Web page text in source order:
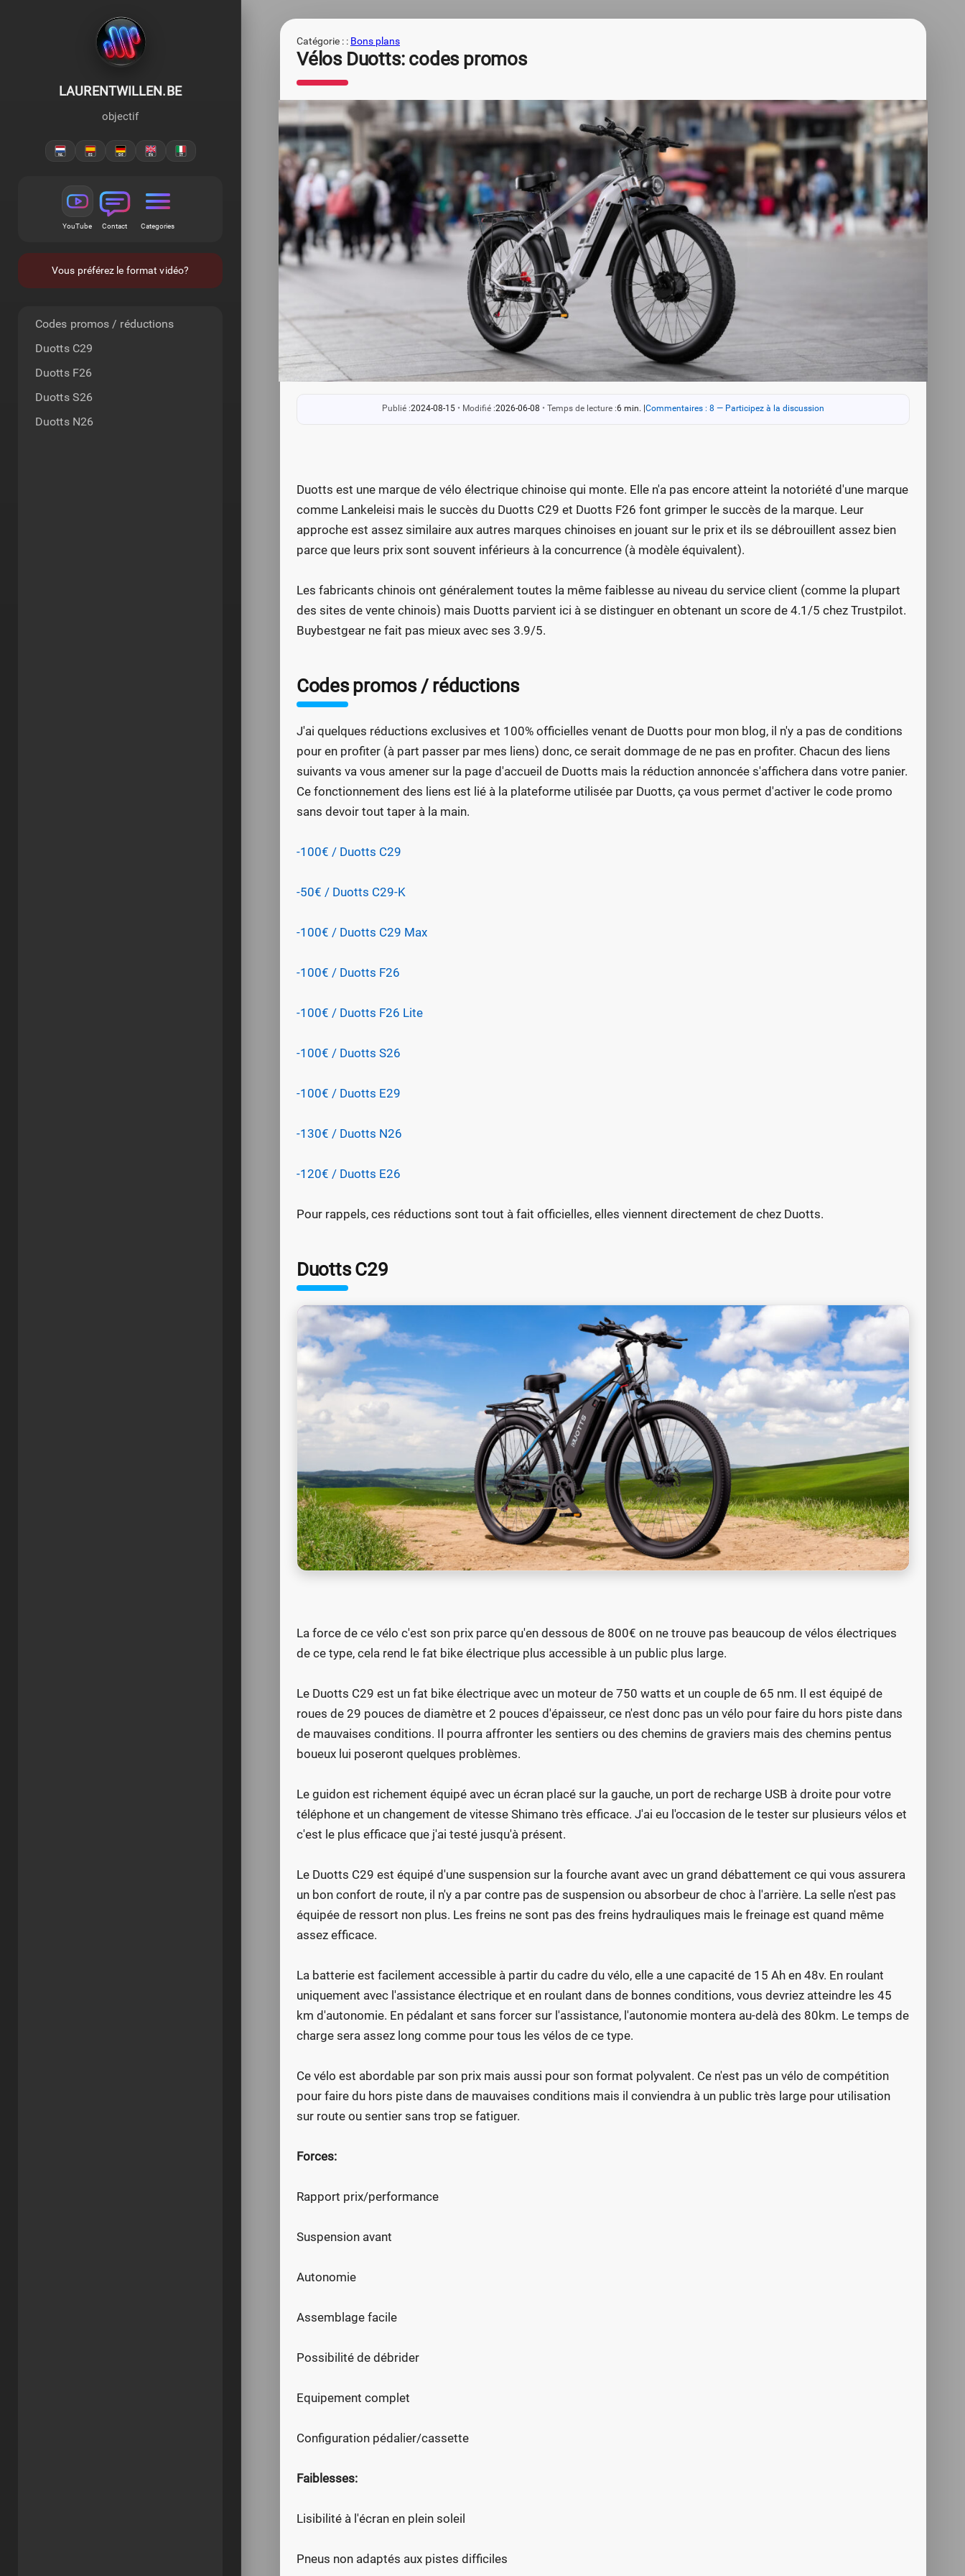
LAURENTWILLEN.BE
objectif
YouTube Contact Categories
Vous préférez le format vidéo?
Codes promos / réductions
Duotts C29
Duotts F26
Duotts S26
Duotts N26
Catégorie : : Bons plans
Vélos Duotts: codes promos
Publié :2024-08-15 • Modifié :2026-06-08 • Temps de lecture :6 min. Commentaires : 8 — Participez à la discussion
Duotts est une marque de vélo électrique chinoise qui monte. Elle n'a pas encore atteint la notoriété d'une marque
comme Lankeleisi mais le succès du Duotts C29 et Duotts F26 font grimper le succès de la marque. Leur
approche est assez similaire aux autres marques chinoises en jouant sur le prix et ils se débrouillent assez bien
parce que leurs prix sont souvent inférieurs à la concurrence (à modèle équivalent).
Les fabricants chinois ont généralement toutes la même faiblesse au niveau du service client (comme la plupart
des sites de vente chinois) mais Duotts parvient ici à se distinguer en obtenant un score de 4.1/5 chez Trustpilot.
Buybestgear ne fait pas mieux avec ses 3.9/5.
Codes promos / réductions
J'ai quelques réductions exclusives et 100% officielles venant de Duotts pour mon blog, il n'y a pas de conditions
pour en profiter (à part passer par mes liens) donc, ce serait dommage de ne pas en profiter. Chacun des liens
suivants va vous amener sur la page d'accueil de Duotts mais la réduction annoncée s'affichera dans votre panier.
Ce fonctionnement des liens est lié à la plateforme utilisée par Duotts, ça vous permet d'activer le code promo
sans devoir tout taper à la main.
-100€ / Duotts C29
-50€ / Duotts C29-K
-100€ / Duotts C29 Max
-100€ / Duotts F26
-100€ / Duotts F26 Lite
-100€ / Duotts S26
-100€ / Duotts E29
-130€ / Duotts N26
-120€ / Duotts E26
Pour rappels, ces réductions sont tout à fait officielles, elles viennent directement de chez Duotts.
Duotts C29
La force de ce vélo c'est son prix parce qu'en dessous de 800€ on ne trouve pas beaucoup de vélos électriques
de ce type, cela rend le fat bike électrique plus accessible à un public plus large.
Le Duotts C29 est un fat bike électrique avec un moteur de 750 watts et un couple de 65 nm. Il est équipé de
roues de 29 pouces de diamètre et 2 pouces d'épaisseur, ce n'est donc pas un vélo pour faire du hors piste dans
de mauvaises conditions. Il pourra affronter les sentiers ou des chemins de graviers mais des chemins pentus
boueux lui poseront quelques problèmes.
Le guidon est richement équipé avec un écran placé sur la gauche, un port de recharge USB à droite pour votre
téléphone et un changement de vitesse Shimano très efficace. J'ai eu l'occasion de le tester sur plusieurs vélos et
c'est le plus efficace que j'ai testé jusqu'à présent.
Le Duotts C29 est équipé d'une suspension sur la fourche avant avec un grand débattement ce qui vous assurera
un bon confort de route, il n'y a par contre pas de suspension ou absorbeur de choc à l'arrière. La selle n'est pas
équipée de ressort non plus. Les freins ne sont pas des freins hydrauliques mais le freinage est quand même
assez efficace.
La batterie est facilement accessible à partir du cadre du vélo, elle a une capacité de 15 Ah en 48v. En roulant
uniquement avec l'assistance électrique et en roulant dans de bonnes conditions, vous devriez atteindre les 45
km d'autonomie. En pédalant et sans forcer sur l'assistance, l'autonomie montera au-delà des 80km. Le temps de
charge sera assez long comme pour tous les vélos de ce type.
Ce vélo est abordable par son prix mais aussi pour son format polyvalent. Ce n'est pas un vélo de compétition
pour faire du hors piste dans de mauvaises conditions mais il conviendra à un public très large pour utilisation
sur route ou sentier sans trop se fatiguer.
Forces:
Rapport prix/performance
Suspension avant
Autonomie
Assemblage facile
Possibilité de débrider
Equipement complet
Configuration pédalier/cassette
Faiblesses:
Lisibilité à l'écran en plein soleil
Pneus non adaptés aux pistes difficiles